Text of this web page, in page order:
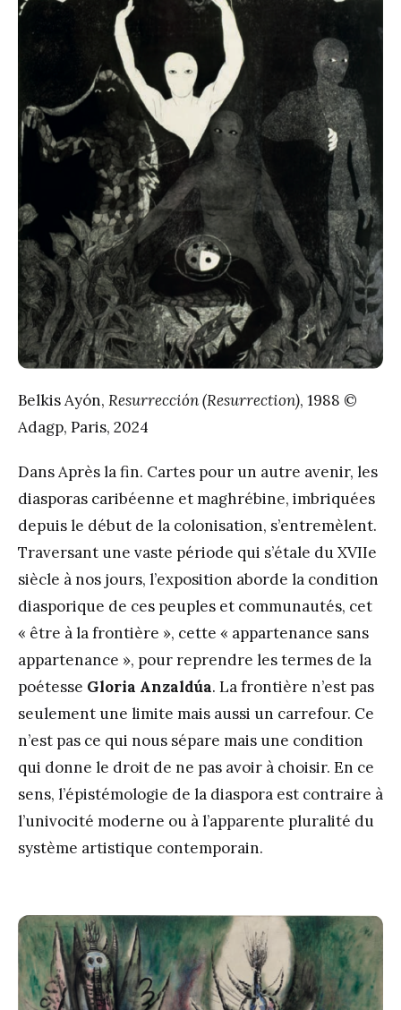
Belkis Ayón, Resurrección (Resurrection), 1988 ©
Adagp, Paris, 2024
Dans Après la fin. Cartes pour un autre avenir, les
diasporas caribéenne et maghrébine, imbriquées
depuis le début de la colonisation, s’entremèlent.
Traversant une vaste période qui s’étale du XVIIe
siècle à nos jours, l’exposition aborde la condition
diasporique de ces peuples et communautés, cet
« être à la frontière », cette « appartenance sans
appartenance », pour reprendre les termes de la
poétesse Gloria Anzaldúa. La frontière n’est pas
seulement une limite mais aussi un carrefour. Ce
n’est pas ce qui nous sépare mais une condition
qui donne le droit de ne pas avoir à choisir. En ce
sens, l’épistémologie de la diaspora est contraire à
l’univocité moderne ou à l’apparente pluralité du
système artistique contemporain.